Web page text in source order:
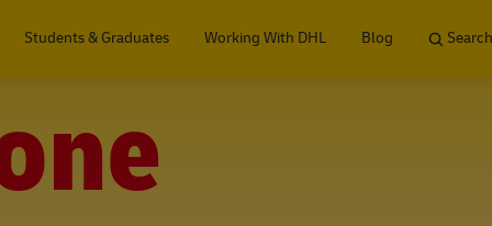
Students & Graduates
Working With DHL Blog